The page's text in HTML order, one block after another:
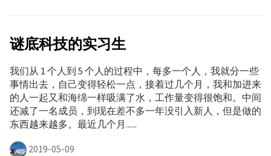
谜底科技的实习生
我们从 1 个人到 5 个人的过程中，每多一个人，我就分一些
事情出去，自己变得轻松一点，接着过几个月，我和加进来
的人一起又和海绵一样吸满了水，工作量变得很饱和。中间
还减了一名成员，到现在差不多一年没引入新人，但是做的
东西越来越多。最近几个月......
2019-05-09